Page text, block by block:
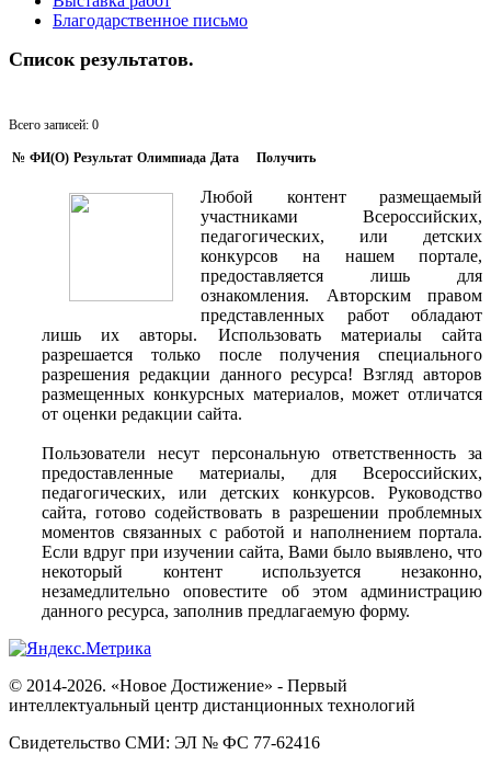
Благодарственное письмо
Список результатов.
Всего записей: 0
№ ФИ(O) Результат Олимпиада Дата Получить
Любой контент размещаемый
участниками Всероссийских,
педагогических, или детских
конкурсов на нашем портале,
предоставляется лишь для
ознакомления. Авторским правом
представленных работ обладают
лишь их авторы. Использовать материалы сайта
разрешается только после получения специального
разрешения редакции данного ресурса! Взгляд авторов
размещенных конкурсных материалов, может отличатся
от оценки редакции сайта.
Пользователи несут персональную ответственность за
предоставленные материалы, для Всероссийских,
педагогических, или детских конкурсов. Руководство
сайта, готово содействовать в разрешении проблемных
моментов связанных с работой и наполнением портала.
Если вдруг при изучении сайта, Вами было выявлено, что
некоторый контент используется незаконно,
незамедлительно оповестите об этом администрацию
данного ресурса, заполнив предлагаемую форму.
© 2014-2026. «Новое Достижение» - Первый
интеллектуальный центр дистанционных технологий
Свидетельство СМИ: ЭЛ № ФС 77-62416